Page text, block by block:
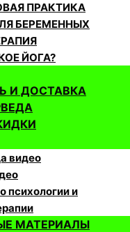
ПРАКТИКА
БЕРЕМЕННЫХ
ЙОГА?
И ДОСТАВКА
видео
психологии и
МАТЕРИАЛЫ